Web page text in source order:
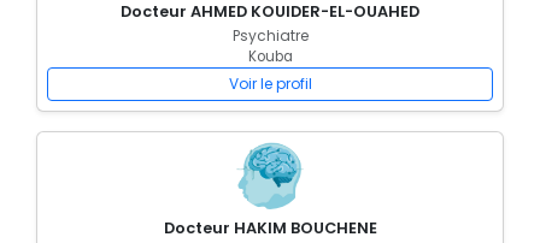
Docteur AHMED KOUIDER-EL-OUAHED
Psychiatre
Kouba
Voir le profil
Docteur HAKIM BOUCHENE